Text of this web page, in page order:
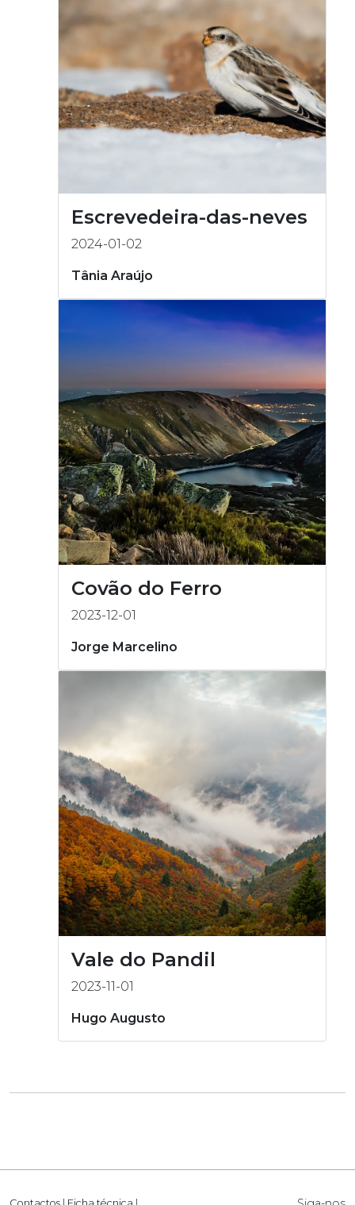
Escrevedeira-das-neves
2024-01-02
Tânia Araújo
Covão do Ferro
2023-12-01
Jorge Marcelino
Vale do Pandil
2023-11-01
Hugo Augusto